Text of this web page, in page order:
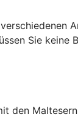
Sie keine
den